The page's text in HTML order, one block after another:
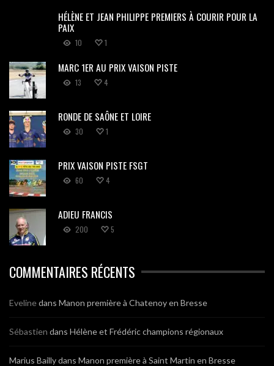
HÉLÈNE ET JEAN PHILIPPE PREMIERS À COURIR POUR LA
PAIX
10 1
MARC 1ER AU PRIX VAISON PISTE
13 4
RONDE DE SAÔNE ET LOIRE
30 1
PRIX VAISON PISTE FSGT
60 4
ADIEU FRANCIS
200 5
COMMENTAIRES RÉCENTS
Evelinedans Manon première à Chatenoy en Bresse
Sébastien dans Hélène et Frédéric champions régionaux
Marius Baillydans Manon première à Saint Martin en Bresse